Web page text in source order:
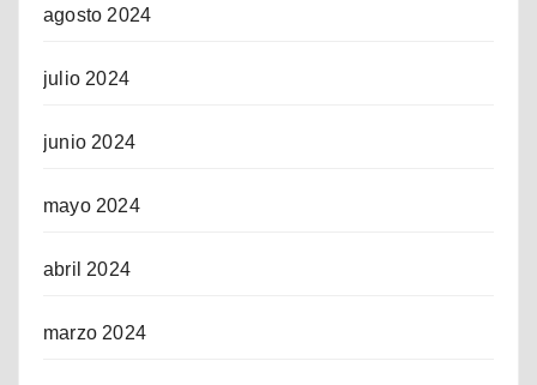
agosto 2024
julio 2024
junio 2024
mayo 2024
abril 2024
marzo 2024